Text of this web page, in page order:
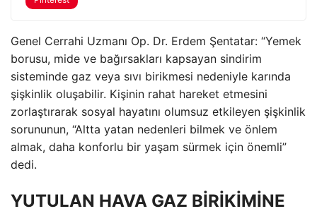
Genel Cerrahi Uzmanı Op. Dr. Erdem Şentatar: “Yemek
borusu, mide ve bağırsakları kapsayan sindirim
sisteminde gaz veya sıvı birikmesi nedeniyle karında
şişkinlik oluşabilir. Kişinin rahat hareket etmesini
zorlaştırarak sosyal hayatını olumsuz etkileyen şişkinlik
sorununun, “Altta yatan nedenleri bilmek ve önlem
almak, daha konforlu bir yaşam sürmek için önemli”
dedi.
YUTULAN HAVA GAZ BİRİKİMİNE